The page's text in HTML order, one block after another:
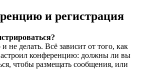
и регистрация
не делать. Всё зависит от того, как
конференцию: должны ли вы
чтобы размещать сообщения, или